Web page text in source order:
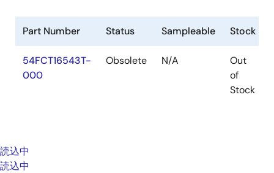
Part Number Status Sampleable Stock
54FCT16543T-
000
Obsolete N/A
Out
of
Stock
読込中
読込中